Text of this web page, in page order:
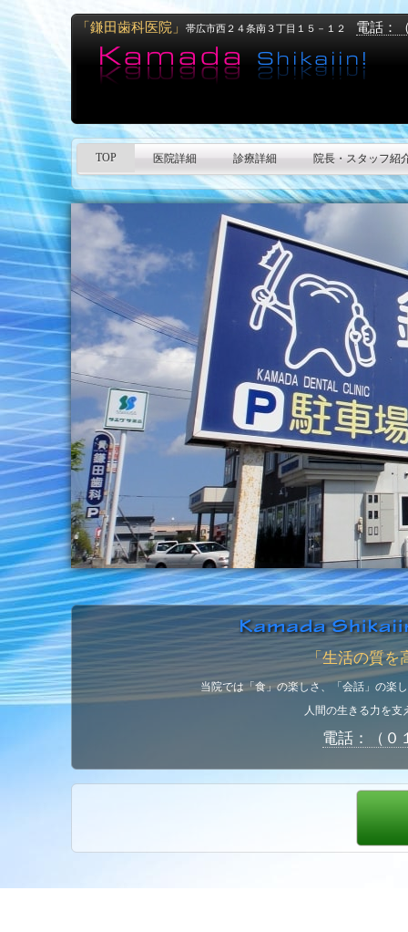
「鎌田歯科医院」 帯広市西２４条南３丁目１５－１２ 電話：
TOP 医院詳細 診療詳細 院長・スタッフ紹
「生活の質を
当院では「食」の楽しさ、「会話」の楽
人間の生きる力を支
電話：（０